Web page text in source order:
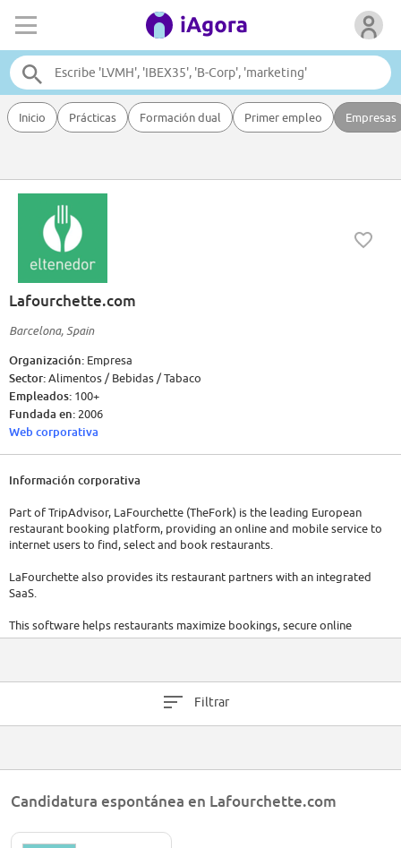
Inicio Prácticas Formación dual Primer empleo Empresas
Lafourchette.com
Barcelona, Spain
Organización: Empresa
Sector:Alimentos / Bebidas / Tabaco
Empleados: 100+
Fundada en: 2006
Web corporativa
Información corporativa
Part of TripAdvisor, LaFourchette (TheFork) is the leading European
restaurant booking platform, providing an online and mobile service to
internet users to find, select and book restaurants.
LaFourchette also provides its restaurant partners with an integrated
SaaS.
This software helps restaurants maximize bookings, secure online
bookings, compile customer records and ultimately reach their
operating in 12 countries (France, Spain, Switzerland, Belgium, Italy,
humble colleagues, ready to change an industry.
Filtrar
Candidatura espontánea en Lafourchette.com